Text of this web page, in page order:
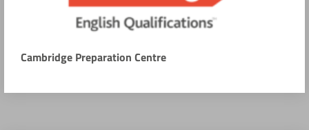
Cambridge Preparation Centre